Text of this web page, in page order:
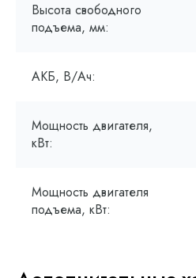
Высота свободного
подъема, мм:
АКБ, В/Ач:
Мощность двигателя,
кВт:
Мощность двигателя
подъема, кВт: